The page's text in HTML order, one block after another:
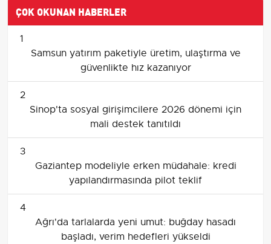
ÇOK OKUNAN HABERLER
1
Samsun yatırım paketiyle üretim, ulaştırma ve
güvenlikte hız kazanıyor
2
Sinop'ta sosyal girişimcilere 2026 dönemi için
mali destek tanıtıldı
3
Gaziantep modeliyle erken müdahale: kredi
yapılandırmasında pilot teklif
4
Ağrı'da tarlalarda yeni umut: buğday hasadı
başladı, verim hedefleri yükseldi